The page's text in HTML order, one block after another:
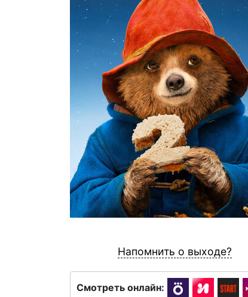
Напомнить о выходе?
Смотреть онлайн: